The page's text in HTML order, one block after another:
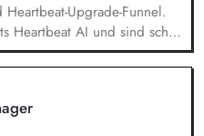
Upgrade-Funnel.
Heartbeat AI und sind schon
noch zusätzliche kompatible
Wechselrichter oder
ins Spiel. Deine Aufgabe
Verstehen, erklären,